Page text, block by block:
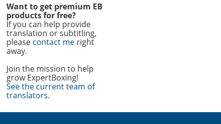
Want to get premium EB
products for free?
If you can help provide
translation or subtitling,
please contact me right
away.
Join the mission to help
grow ExpertBoxing!
See the current team of
translators.